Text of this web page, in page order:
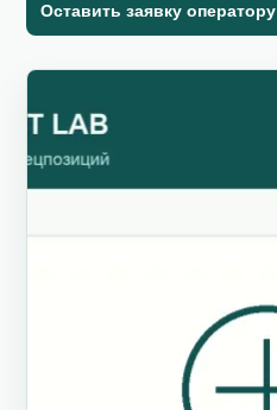
Оставить заявку оператору